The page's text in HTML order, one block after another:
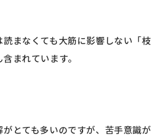
まなくても大筋に影響しない「枝
まれています。
とても多いのですが、苦手意識が